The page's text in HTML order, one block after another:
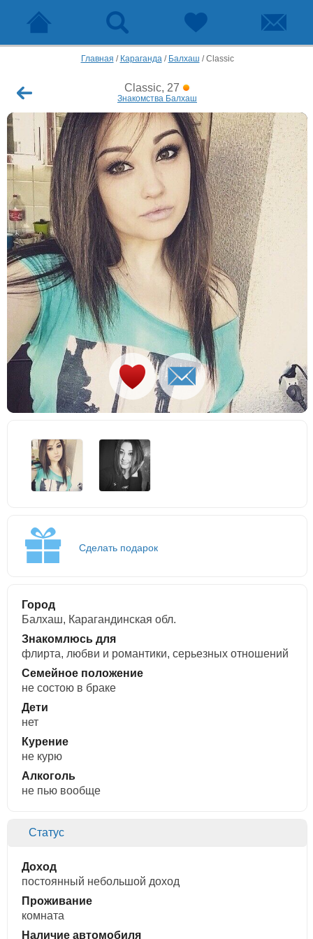
Главная / Караганда/ Балхаш /Classic
Classic, 27
Знакомства Балхаш
Сделать подарок
Город
Балхаш, Карагандинская обл.
Знакомлюсь для
флирта, любви и романтики, cерьезных отношений
Семейное положение
не состою в браке
Дети
нет
Курение
не курю
Алкоголь
не пью вообще
Статус
Доход
постоянный небольшой доход
Проживание
комната
Наличие автомобиля